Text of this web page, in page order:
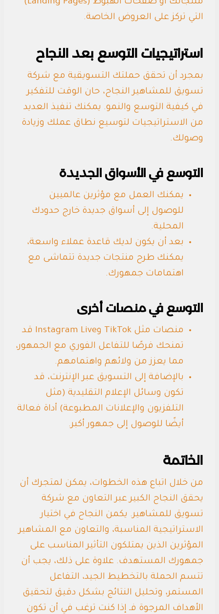
منتجاتك أو صفحات الهبوط (Landing Pages)
التي تركز على العروض الخاصة.
استراتيجيات التوسع بعد النجاح
بمجرد أن تحقق حملتك التسويقية مع شركة
تسويق للمشاهير النجاح، حان الوقت للتفكير
في كيفية التوسع والنمو. يمكنك تنفيذ العديد
من الاستراتيجيات لتوسيع نطاق عملك وزيادة
وصولك.
التوسع في الأسواق الجديدة
يمكنك العمل مع مؤثرين عالميين
للوصول إلى أسواق جديدة خارج حدودك
المحلية.
بعد أن يكون لديك قاعدة عملاء واسعة،
يمكنك طرح منتجات جديدة تتماشى مع
اهتمامات جمهورك.
التوسع في منصات أخرى
منصات مثل TikTok وInstagram Live قد
تمنحك فرصًا للتفاعل الفوري مع الجمهور،
مما يعزز من ولائهم واهتمامهم.
بالإضافة إلى التسويق عبر الإنترنت، قد
تكون وسائل الإعلام التقليدية (مثل
التلفزيون والإعلانات المطبوعة) أداة فعالة
أيضًا للوصول إلى جمهور أكبر.
الخاتمة
من خلال اتباع هذه الخطوات، يمكن لمتجرك أن
يحقق النجاح الكبير عبر التعاون مع شركة
تسويق للمشاهير. يكمن النجاح في اختيار
الاستراتيجية المناسبة، والتعاون مع المشاهير
المؤثرين الذين يمتلكون التأثير المناسب على
جمهورك المستهدف. علاوة على ذلك، يجب أن
تتسم الحملة بالتخطيط الجيد، التفاعل
المستمر، وتحليل النتائج بشكل دقيق لتحقيق
الأهداف المرجوة فـ إذا كنت ترغب في أن تكون